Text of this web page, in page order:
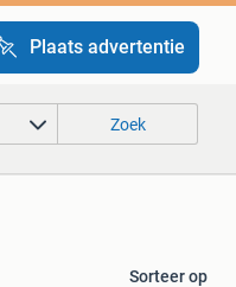
Plaats advertentie
Zoek
Sorteer op